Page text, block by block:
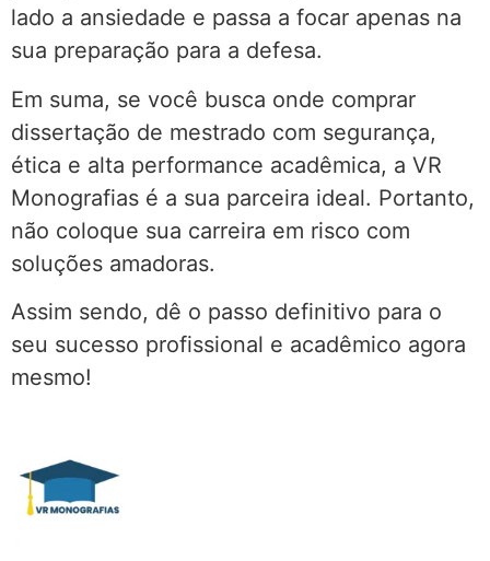
lado a ansiedade e passa a focar apenas na
sua preparação para a defesa.
Em suma, se você busca onde comprar
dissertação de mestrado com segurança,
ética e alta performance acadêmica, a VR
Monografias é a sua parceira ideal. Portanto,
não coloque sua carreira em risco com
soluções amadoras.
Assim sendo, dê o passo definitivo para o
seu sucesso profissional e acadêmico agora
mesmo!